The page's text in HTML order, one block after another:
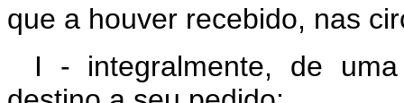
que a houver recebido, nas
I - integralmente, de